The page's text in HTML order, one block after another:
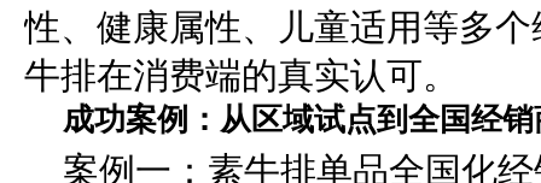
性、健康属性、儿童适用等多
牛排在消费端的真实认可。
成功案例：从区域试点到全国经
案例一：素牛排单品全国化